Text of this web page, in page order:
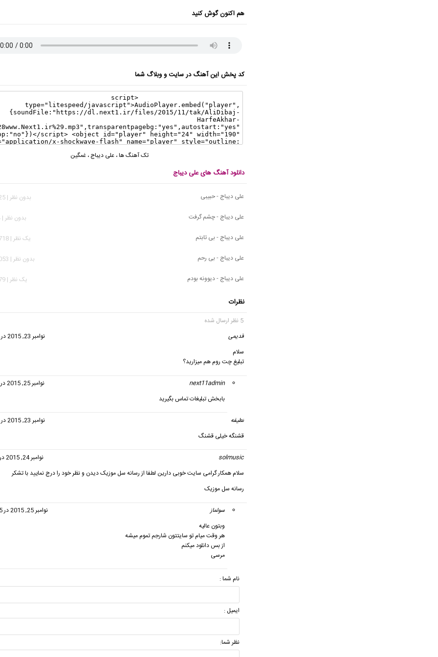
هم اکنون گوش کنید
کد پخش این آهنگ در سایت و وبلاگ شما
تک آهنگ ها، علی دیباج ، غمگین
دانلود آهنگ های علی دیباج
علی دیباج - حبیبی
بدون نظر | 1,025 بازدید
علی دیباج - چشم گرفت
بدون نظر | 864 بازدید
علی دیباج - بی تابتم
يک نظر | 14,718 بازدید
علی دیباج - بی رحم
بدون نظر | 16,053 بازدید
علی دیباج - دیوونه بودم
يک نظر | 9,079 بازدید
نظرات
5 نظر ارسال شده
قدیمی
نوامبر 23, 2015 در 6:03 ب.ظ
سلام
تبلیغ چت روم هم میزارید؟
next11admin
نوامبر 25, 2015 در 3:58 ب.ظ
بابخش تبلیغات تماس بگیرید
لطیفه
نوامبر 23, 2015 در 7:22 ب.ظ
قشنگه خیلی قشنگ
solmusic
نوامبر 24, 2015 در 7:00 ق.ظ
سلام همکار گرامی سایت خوبی دارین لطفا از رسانه سل موزیک دیدن و نظر خود را درج نمایید با تشکر
رسانه سل موزیک
سولماز
نوامبر 25, 2015 در 11:35 ب.ظ
وبتون عالیه
هر وقت میام تو سایتتون شارجم تموم میشه
از بس دانلود میکنم
مرسی
نام شما :
ایمیل :
نظر شما: